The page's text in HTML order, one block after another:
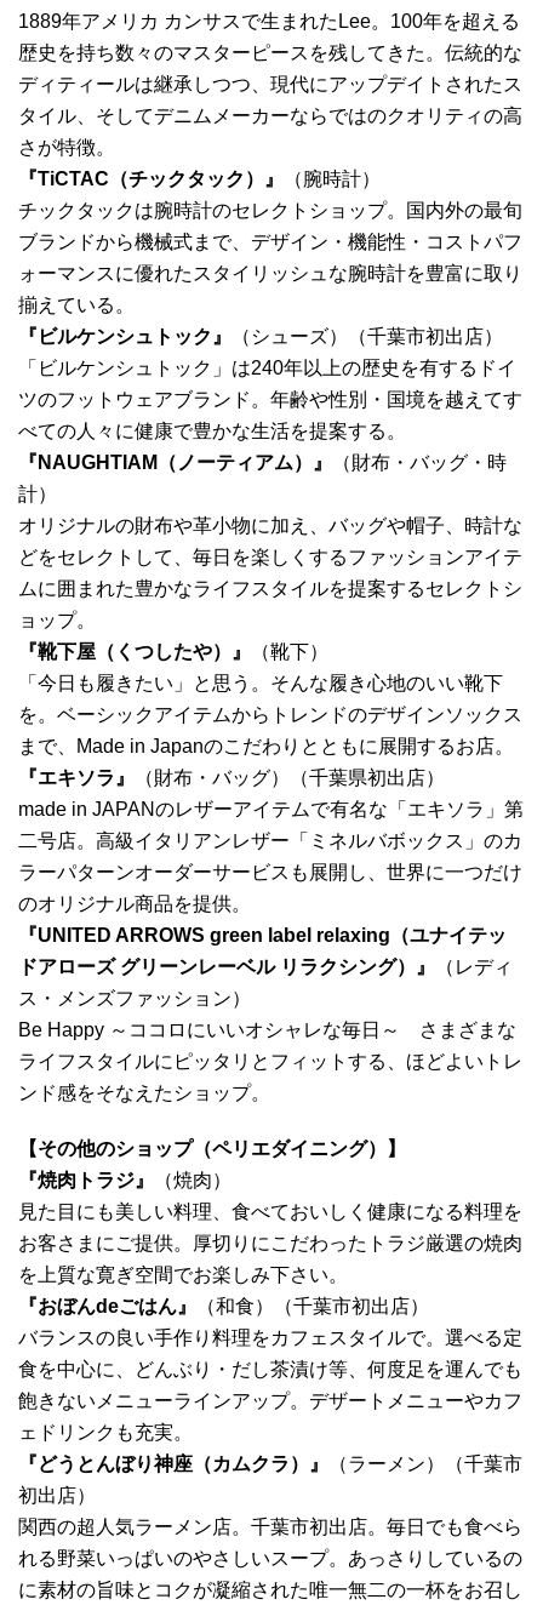
1889年アメリカ カンサスで生まれたLee。100年を超える
歴史を持ち数々のマスターピースを残してきた。伝統的な
ディティールは継承しつつ、現代にアップデイトされたス
タイル、そしてデニムメーカーならではのクオリティの高
さが特徴。
『TiCTAC（チックタック）』
（腕時計）
チックタックは腕時計のセレクトショップ。国内外の最旬
ブランドから機械式まで、デザイン・機能性・コストパフ
ォーマンスに優れたスタイリッシュな腕時計を豊富に取り
揃えている。
『ビルケンシュトック』
（シューズ）（千葉市初出店）
「ビルケンシュトック」は240年以上の歴史を有するドイ
ツのフットウェアブランド。年齢や性別・国境を越えてす
べての人々に健康で豊かな生活を提案する。
『NAUGHTIAM（ノーティアム）』
（財布・バッグ・時
計）
オリジナルの財布や革小物に加え、バッグや帽子、時計な
どをセレクトして、毎日を楽しくするファッションアイテ
ムに囲まれた豊かなライフスタイルを提案するセレクトシ
ョップ。
『靴下屋（くつしたや）』
（靴下）
「今日も履きたい」と思う。そんな履き心地のいい靴下
を。ベーシックアイテムからトレンドのデザインソックス
まで、Made in Japanのこだわりとともに展開するお店。
『エキソラ』
（財布・バッグ）（千葉県初出店）
made in JAPANのレザーアイテムで有名な「エキソラ」第
二号店。高級イタリアンレザー「ミネルバボックス」のカ
ラーパターンオーダーサービスも展開し、世界に一つだけ
のオリジナル商品を提供。
『UNITED ARROWS green label relaxing（ユナイテッ
ドアローズ グリーンレーベル リラクシング）』
（レディ
ス・メンズファッション）
Be Happy ～ココロにいいオシャレな毎日～ さまざまな
ライフスタイルにピッタリとフィットする、ほどよいトレ
ンド感をそなえたショップ。
【その他のショップ（ペリエダイニング）】
『焼肉トラジ』
（焼肉）
見た目にも美しい料理、食べておいしく健康になる料理を
お客さまにご提供。厚切りにこだわったトラジ厳選の焼肉
を上質な寛ぎ空間でお楽しみ下さい。
『おぼんdeごはん』
（和食）（千葉市初出店）
バランスの良い手作り料理をカフェスタイルで。選べる定
食を中心に、どんぶり・だし茶漬け等、何度足を運んでも
飽きないメニューラインアップ。デザートメニューやカフ
ェドリンクも充実。
『どうとんぼり神座（カムクラ）』
（ラーメン）（千葉市
初出店）
関西の超人気ラーメン店。千葉市初出店。毎日でも食べら
れる野菜いっぱいのやさしいスープ。あっさりしているの
に素材の旨味とコクが凝縮された唯一無二の一杯をお召し